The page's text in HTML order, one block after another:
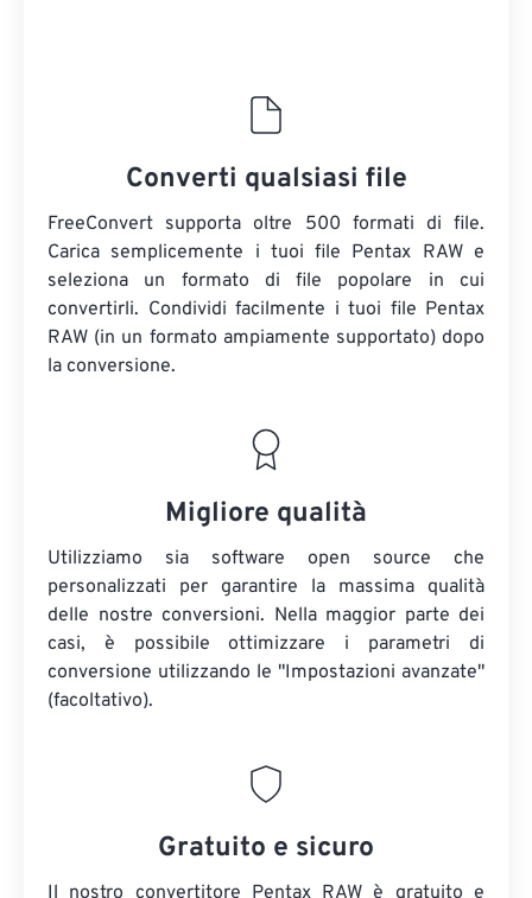
Converti qualsiasi file
FreeConvert supporta oltre 500 formati di file.
Carica semplicemente i tuoi file Pentax RAW e
seleziona un formato di file popolare in cui
convertirli. Condividi facilmente i tuoi file Pentax
RAW (in un formato ampiamente supportato) dopo
la conversione.
Migliore qualità
Utilizziamo sia software open source che
personalizzati per garantire la massima qualità
delle nostre conversioni. Nella maggior parte dei
casi, è possibile ottimizzare i parametri di
conversione utilizzando le "Impostazioni avanzate"
(facoltativo).
Gratuito e sicuro